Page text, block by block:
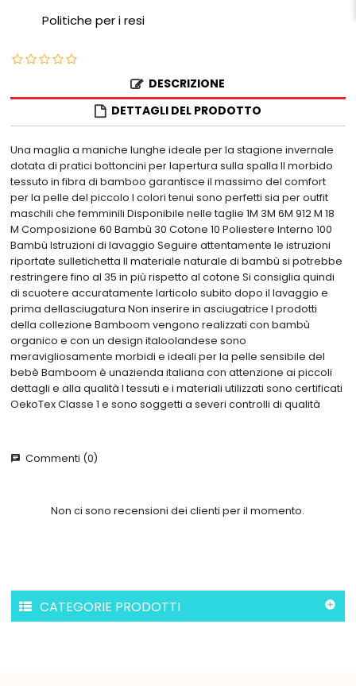
Politiche per i resi
DESCRIZIONE
DETTAGLI DEL PRODOTTO
Una maglia a maniche lunghe ideale per la stagione invernale
dotata di pratici bottoncini per lapertura sulla spalla Il morbido
tessuto in fibra di bamboo garantisce il massimo del comfort
per la pelle del piccolo I colori tenui sono perfetti sia per outfit
maschili che femminili Disponibile nelle taglie 1M 3M 6M 912 M 18
M Composizione 60 Bambù 30 Cotone 10 Poliestere Interno 100
Bambù Istruzioni di lavaggio Seguire attentamente le istruzioni
riportate sulletichetta Il materiale naturale di bambù si potrebbe
restringere fino al 35 in più rispetto al cotone Si consiglia quindi
di scuotere accuratamente larticolo subito dopo il lavaggio e
prima dellasciugatura Non inserire in asciugatrice I prodotti
della collezione Bamboom vengono realizzati con bambù
organico e con un design italoolandese sono
meravigliosamente morbidi e ideali per la pelle sensibile del
bebè Bamboom è unazienda italiana con attenzione ai piccoli
dettagli e alla qualità I tessuti e i materiali utilizzati sono certificati
OekoTex Classe 1 e sono soggetti a severi controlli di qualità
chat Commenti (0)
Non ci sono recensioni dei clienti per il momento.
CATEGORIE PRODOTTI 